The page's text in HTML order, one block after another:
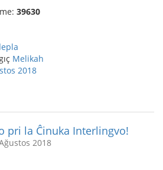
39630
Melikah
2018
pri la Ĉinuka Interlingvo!
2018